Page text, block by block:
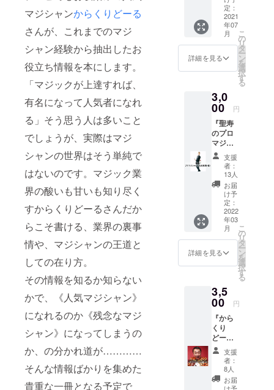
マジシャンからくりどーる
さんが、これまでのマジ
シャン経験から抽出したお
役立ち情報を本にします。
「マジックが上達すれば、
有名になって人気者になれ
る」そう思う人は多いこと
でしょうが、実際はマジ
シャンの世界はそう単純で
はないのです。マジック業
界の酸いも甘いも知り尽く
すからくりどーるさんだか
らこそ書ける、業界の裏事
情や、マジシャンの王道と
しての在り方。
その情報を知るか知らない
かで、《人気マジシャン》
になれるのか《残念なマジ
シャン》になってしまうの
か、の分かれ道が…………
そんな情報ばかりを集めた
貴重な一冊となる予定で
が、
メール
配信し
ますの
noteア
カウン
ことは
できま
せん。
りま
す。迷
惑メー
ル振り
分けに
ご注意
note社
規定の
プレゼ
ント機
能に
よって
送付い
たしま
す。
note書
籍です
が、
メール
配信し
ますの
noteア
カウン
ことは
できま
せん。
目次
１．ま
えがき
２．大
道芸に
必要な
もの
426454
け方
法：
メール
にて電
す
（@not
e.muま
たは
@note.
comか
らの送
信にな
りま
す。迷
惑メー
ル振り
分けに
ご注意
くださ
い）
注）
ント機
能に
よって
送付い
たしま
す。
note書
籍です
が、
メール
す。 こ
の作品
は、
ヒー
ロー
ウッド
出版の
noteア
トで同
料金で
販売し
ている
作品で
す。
https://
note.co
m/hirok
iryoo/m
/md9f7
671efa
け方
法：
メール
にて電
す
（@not
e.muま
たは
@note.
comか
らの送
信にな
りま
す。迷
定：
2021
年07
月
詳細を見る
こ
の
リ
タ
ー
ン
を
選
択
す
る
3,0
00 円
『聖寿
のプロ
マジ
シャン
になる
覚悟
（仮）
』をお
届けし
ます。
この作
品は、
ヒー
ロー
ウッド
出版の
カウン
トで
3480円
で販売
する予
定の作
品で
す。 先
行販売
特典と
して、
支援
者：
13人
お届
け予
定：
2022
年03
月
詳細を見る
こ
の
リ
タ
ー
ン
を
選
択
す
る
3,5
00 円
『から
くり
どーる
の人気
マジ
シャン
になる
秘訣
支援
者：
8人
お届
け予